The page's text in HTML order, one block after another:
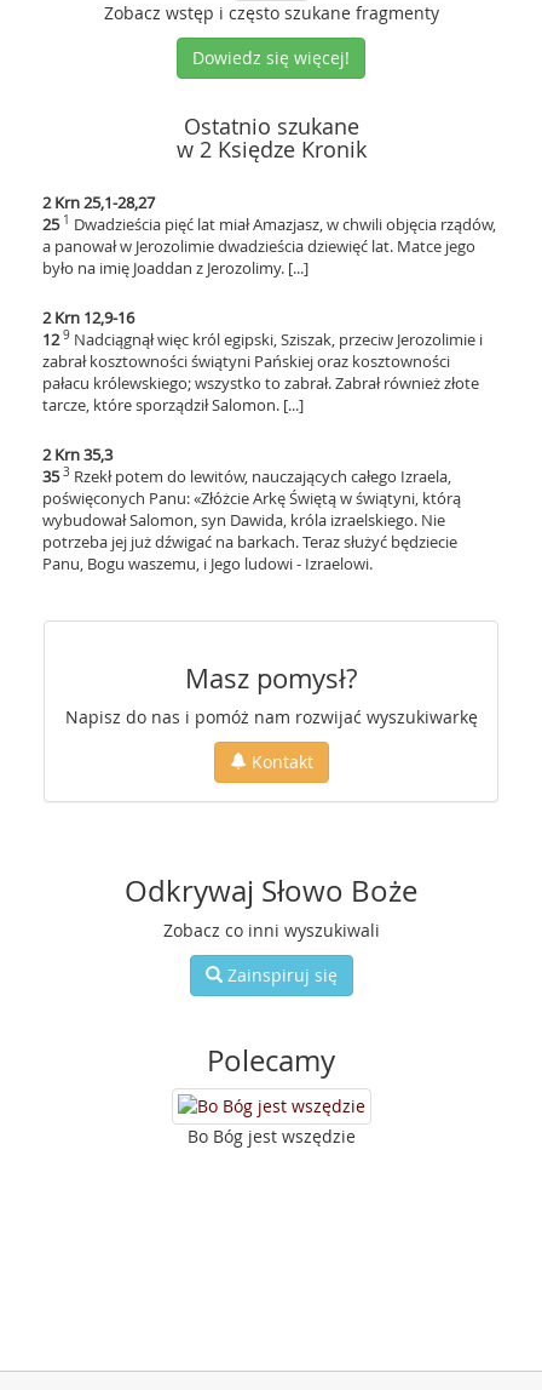
Zobacz wstęp i często szukane fragmenty
Dowiedz się więcej!
Ostatnio szukane
w 2 Księdze Kronik
2 Krn 25,1-28,27
25 1 Dwadzieścia pięć lat miał Amazjasz, w chwili objęcia rządów,
a panował w Jerozolimie dwadzieścia dziewięć lat. Matce jego
było na imię Joaddan z Jerozolimy. [...]
2 Krn 12,9-16
12 9 Nadciągnął więc król egipski, Sziszak, przeciw Jerozolimie i
zabrał kosztowności świątyni Pańskiej oraz kosztowności
pałacu królewskiego; wszystko to zabrał. Zabrał również złote
tarcze, które sporządził Salomon. [...]
2 Krn 35,3
35 3 Rzekł potem do lewitów, nauczających całego Izraela,
poświęconych Panu: «Złóżcie Arkę Świętą w świątyni, którą
wybudował Salomon, syn Dawida, króla izraelskiego. Nie
potrzeba jej już dźwigać na barkach. Teraz służyć będziecie
Panu, Bogu waszemu, i Jego ludowi - Izraelowi.
Masz pomysł?
Napisz do nas i pomóż nam rozwijać wyszukiwarkę
Kontakt
Odkrywaj Słowo Boże
Zobacz co inni wyszukiwali
Zainspiruj się
Polecamy
Bo Bóg jest wszędzie